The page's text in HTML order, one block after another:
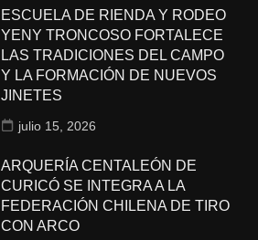
ESCUELA DE RIENDA Y RODEO
YENY TRONCOSO FORTALECE
LAS TRADICIONES DEL CAMPO
Y LA FORMACIÓN DE NUEVOS
JINETES
julio 15, 2026
ARQUERÍA CENTALEÓN DE
CURICÓ SE INTEGRA A LA
FEDERACIÓN CHILENA DE TIRO
CON ARCO